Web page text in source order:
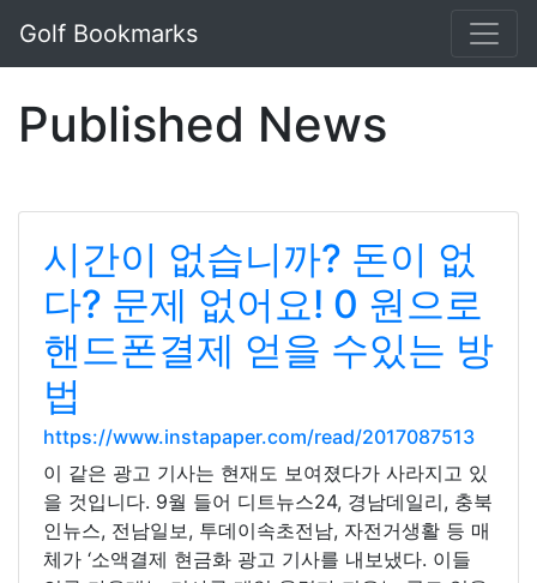
Golf Bookmarks
Published News
시간이 없습니까? 돈이 없
다? 문제 없어요! 0 원으로
핸드폰결제 얻을 수있는 방
법
https://www.instapaper.com/read/2017087513
이 같은 광고 기사는 현재도 보여졌다가 사라지고 있
을 것입니다. 9월 들어 디트뉴스24, 경남데일리, 충북
인뉴스, 전남일보, 투데이속초전남, 자전거생활 등 매
체가 ‘소액결제 현금화 광고 기사를 내보냈다. 이들